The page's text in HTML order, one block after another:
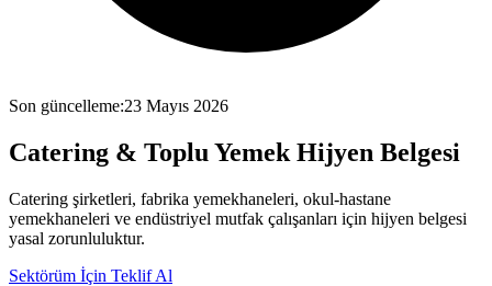
Son güncelleme:23 Mayıs 2026
Catering & Toplu Yemek Hijyen Belgesi
Catering şirketleri, fabrika yemekhaneleri, okul-hastane
yemekhaneleri ve endüstriyel mutfak çalışanları için hijyen belgesi
yasal zorunluluktur.
Sektörüm İçin Teklif Al